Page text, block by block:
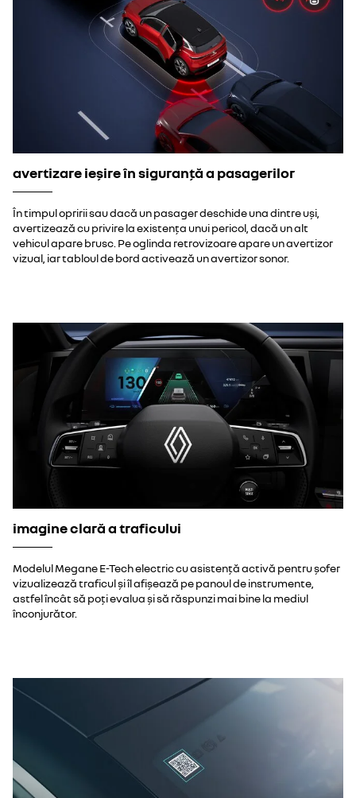
avertizare ieșire în siguranță a pasagerilor
În timpul opririi sau dacă un pasager deschide una dintre uși,
avertizează cu privire la existența unui pericol, dacă un alt
vehicul apare brusc. Pe oglinda retrovizoare apare un avertizor
vizual, iar tabloul de bord activează un avertizor sonor.
imagine clară a traficului
Modelul Megane E-Tech electric cu asistență activă pentru șofer
vizualizează traficul și îl afișează pe panoul de instrumente,
astfel încât să poți evalua și să răspunzi mai bine la mediul
înconjurător.